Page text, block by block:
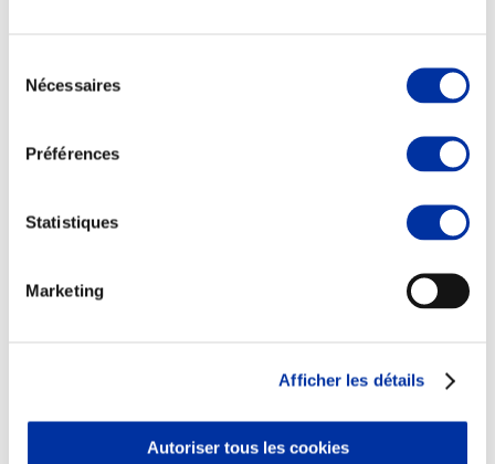
Nécessaires
Préférences
Statistiques
Marketing
Afficher les détails
Autoriser tous les cookies